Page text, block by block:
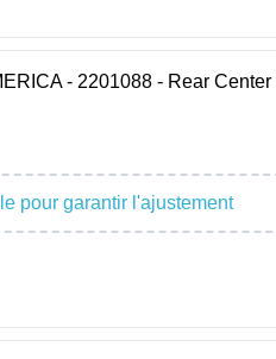
- 2201088 - Rear
pour garantir l'ajustement